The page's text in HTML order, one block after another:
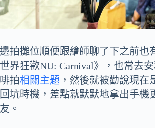
邊拍攤位順便跟繪師聊了下之前也
世界狂歡NU: Carnival》，也常去
啡拍相關主題 ，然後就被勸說現在
回坑時機，差點就默默地拿出手機
友。